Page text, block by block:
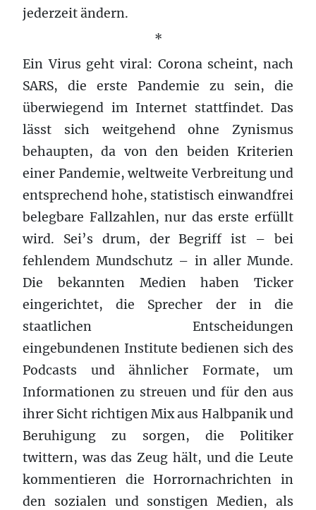
jederzeit ändern.
*
Ein Virus geht viral: Corona scheint, nach
SARS, die erste Pandemie zu sein, die
überwiegend im Internet stattfindet. Das
lässt sich weitgehend ohne Zynismus
behaupten, da von den beiden Kriterien
einer Pandemie, weltweite Verbreitung und
entsprechend hohe, statistisch einwandfrei
belegbare Fallzahlen, nur das erste erfüllt
wird. Sei’s drum, der Begriff ist – bei
fehlendem Mundschutz – in aller Munde.
Die bekannten Medien haben Ticker
eingerichtet, die Sprecher der in die
staatlichen Entscheidungen
eingebundenen Institute bedienen sich des
Podcasts und ähnlicher Formate, um
Informationen zu streuen und für den aus
ihrer Sicht richtigen Mix aus Halbpanik und
Beruhigung zu sorgen, die Politiker
twittern, was das Zeug hält, und die Leute
kommentieren die Horrornachrichten in
den sozialen und sonstigen Medien, als